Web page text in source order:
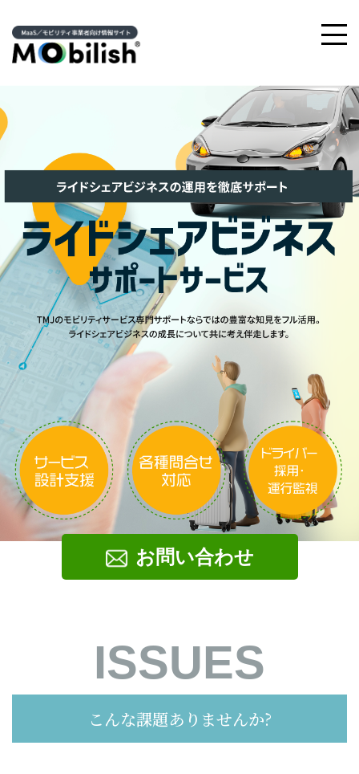
お問い合わせ
ISSUES
こんな課題ありませんか?